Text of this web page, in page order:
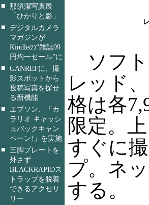
■ 那須潔写真展
「ひかりと影」
■ デジタルカメラ
マガジンが
Kindleの“雑誌99
円均一セール”に
■ GANREFに、撮
影スポットから
投稿写真を探せ
る新機能
■
エプソン、「カ
ラリオ キャッシ
ュバックキャン
ペーン!」を実施
■ 三脚プレートを
外さず
BLACKRAPIDス
トラップを脱着
できるアクセサ
リー
ソフト
レッド
格は各
限定。
すぐに
プ。ネ
する。